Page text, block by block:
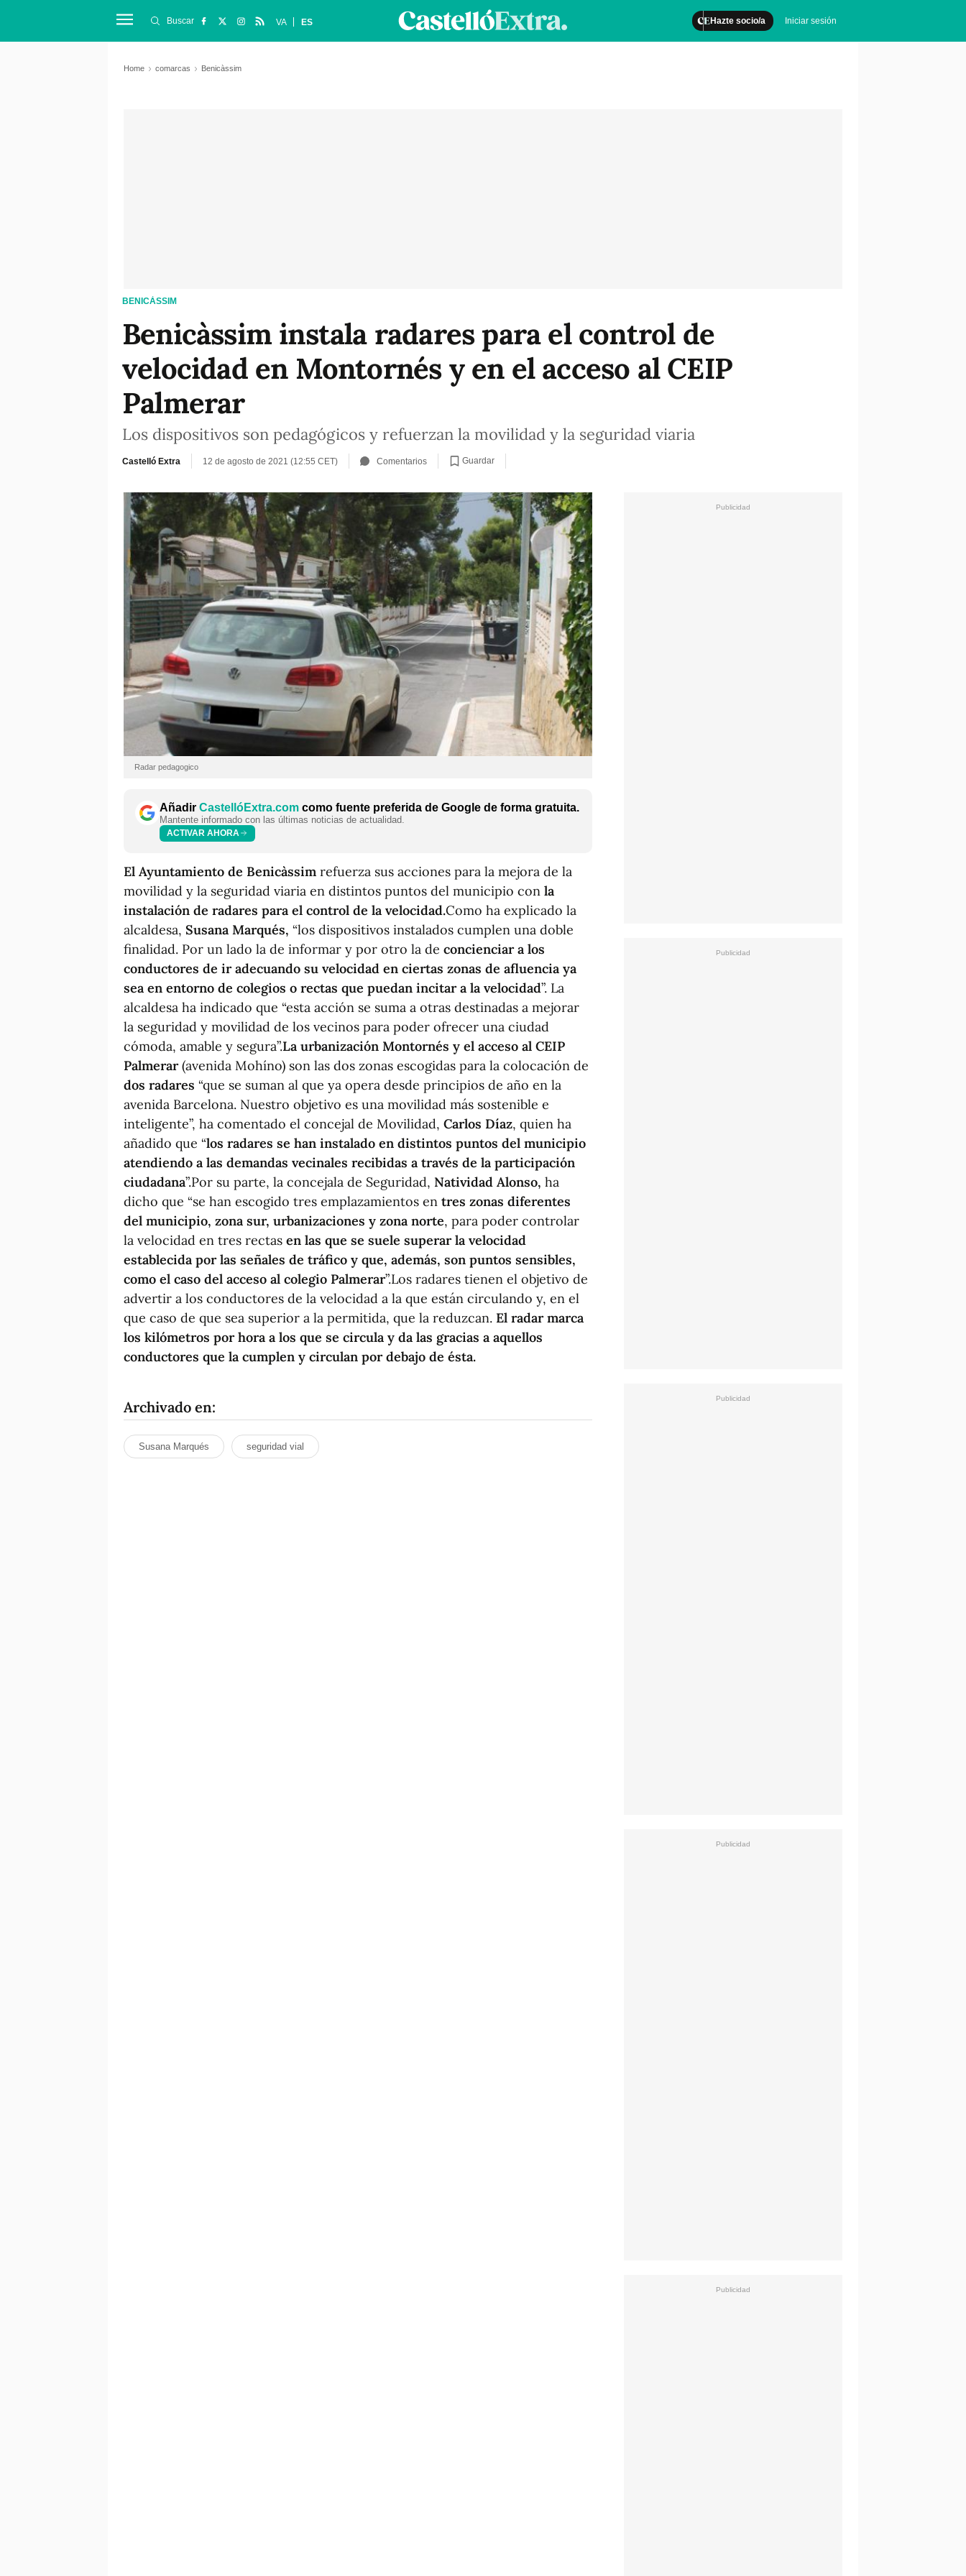
Hazte socio/a Iniciar sesión
Buscar VA ES
Home comarcas Benicàssim
BENICÀSSIM
Benicàssim instala radares para el control de
velocidad en Montornés y en el acceso al CEIP
Palmerar
Los dispositivos son pedagógicos y refuerzan la movilidad y la seguridad viaria
Castelló Extra 12 de agosto de 2021 (12:55 CET) Comentarios Guardar
Radar pedagogico
Añadir CastellóExtra.com como fuente preferida de Google de forma gratuita.
Mantente informado con las últimas noticias de actualidad.
ACTIVAR AHORA
El Ayuntamiento de Benicàssim refuerza sus acciones para la mejora de la
movilidad y la seguridad viaria en distintos puntos del municipio con la
instalación de radares para el control de la velocidad.Como ha explicado la
alcaldesa, Susana Marqués, “los dispositivos instalados cumplen una doble
finalidad. Por un lado la de informar y por otro la de concienciar a los
conductores de ir adecuando su velocidad en ciertas zonas de afluencia ya
sea en entorno de colegios o rectas que puedan incitar a la velocidad”. La
alcaldesa ha indicado que “esta acción se suma a otras destinadas a mejorar
la seguridad y movilidad de los vecinos para poder ofrecer una ciudad
cómoda, amable y segura”.La urbanización Montornés y el acceso al CEIP
Palmerar(avenida Mohíno) son las dos zonas escogidas para la colocación de
dos radares “que se suman al que ya opera desde principios de año en la
avenida Barcelona. Nuestro objetivo es una movilidad más sostenible e
inteligente”, ha comentado el concejal de Movilidad, Carlos Díaz, quien ha
añadido que “los radares se han instalado en distintos puntos del municipio
atendiendo a las demandas vecinales recibidas a través de la participación
ciudadana”.Por su parte, la concejala de Seguridad, Natividad Alonso, ha
dicho que “se han escogido tres emplazamientos en tres zonas diferentes
del municipio, zona sur, urbanizaciones y zona norte, para poder controlar
la velocidad en tres rectas en las que se suele superar la velocidad
establecida por las señales de tráfico y que, además, son puntos sensibles,
como el caso del acceso al colegio Palmerar”.Los radares tienen el objetivo de
advertir a los conductores de la velocidad a la que están circulando y, en el
que caso de que sea superior a la permitida, que la reduzcan. El radar marca
los kilómetros por hora a los que se circula y da las gracias a aquellos
conductores que la cumplen y circulan por debajo de ésta.
Archivado en:
Susana Marqués seguridad vial